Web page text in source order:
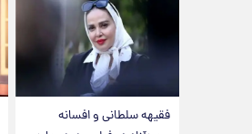
فقیهه سلطانی و افسانه